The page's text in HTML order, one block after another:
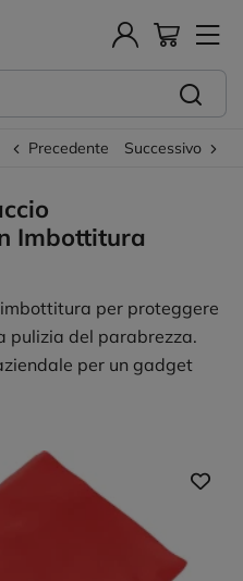
Precedente Successivo
Imbottitura
per proteggere
pulizia del parabrezza.
per un gadget